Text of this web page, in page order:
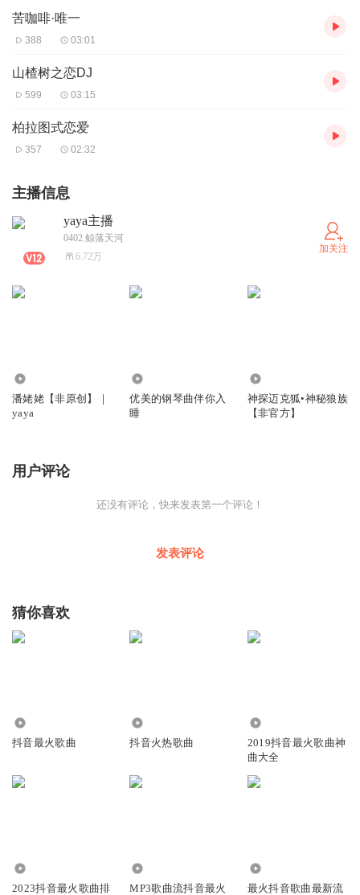
苦咖啡·唯一
388 03:01
山楂树之恋DJ
599 03:15
柏拉图式恋爱
357 02:32
主播信息
yaya主播
0402.鲸落天河
6.72万
加关注
潘姥姥【非原创】｜
yaya
优美的钢琴曲伴你入
睡
神探迈克狐•神秘狼族
【非官方】
用户评论
还没有评论，快来发表第一个评论！
发表评论
猜你喜欢
抖音最火歌曲 抖音火热歌曲
2019抖音最火歌曲神
曲大全
2023抖音最火歌曲排
MP3歌曲流抖音最火
最火抖音歌曲最新流